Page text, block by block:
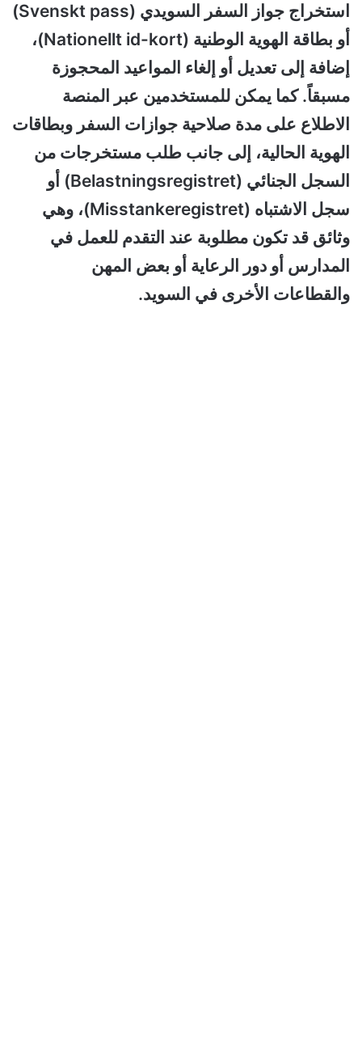
استخراج جواز السفر السويدي (Svenskt pass)
أو بطاقة الهوية الوطنية (Nationellt id-kort)،
إضافة إلى تعديل أو إلغاء المواعيد المحجوزة
مسبقاً. كما يمكن للمستخدمين عبر المنصة
الاطلاع على مدة صلاحية جوازات السفر وبطاقات
الهوية الحالية، إلى جانب طلب مستخرجات من
السجل الجنائي (Belastningsregistret) أو
سجل الاشتباه (Misstankeregistret)، وهي
وثائق قد تكون مطلوبة عند التقدم للعمل في
المدارس أو دور الرعاية أو بعض المهن
والقطاعات الأخرى في السويد.